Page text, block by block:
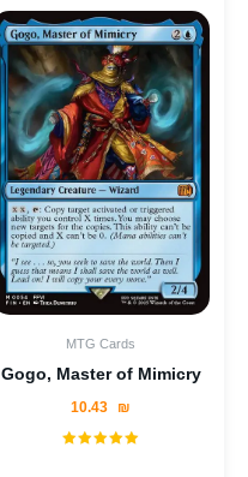
MTG Cards
Gogo, Master of Mimicry
10.43 ₪